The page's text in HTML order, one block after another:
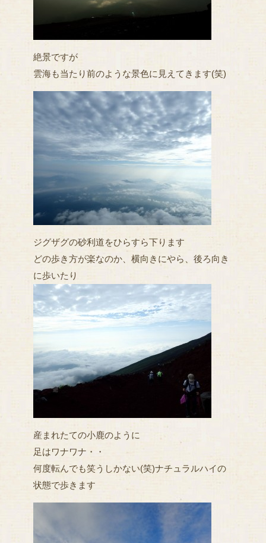
絶景ですが
雲海も当たり前のような景色に見えてきます(笑)
ジグザグの砂利道をひらすら下ります
どの歩き方が楽なのか、横向きにやら、後ろ向き
に歩いたり
産まれたての小鹿のように
足はワナワナ・・
何度転んでも笑うしかない(笑)ナチュラルハイの
状態で歩きます